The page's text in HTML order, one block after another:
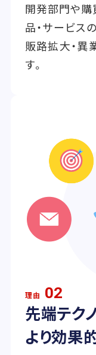
開発部門や購
品・サービス
販路拡大・異
す。
理由 02
先端テク
より効果